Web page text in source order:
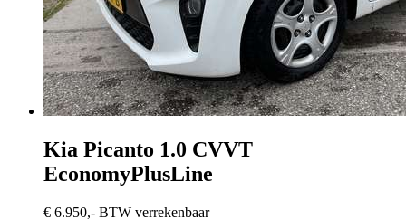
Kia Picanto 1.0 CVVT
EconomyPlusLine
€ 6.950,- BTW verrekenbaar